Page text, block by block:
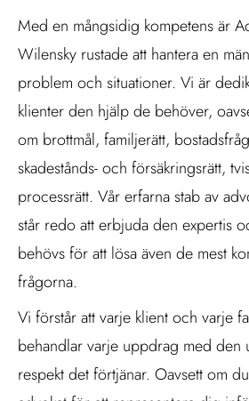
Med en mångsidig kompetens är
Wilensky rustade att hantera en
problem och situationer. Vi är
klienter den hjälp de behöver,
om brottmål, familjerätt,
skadestånds- och försäkringsrätt,
processrätt. Vår erfarna stab av
står redo att erbjuda den expertis
behövs för att lösa även de mest
frågorna.
Vi förstår att varje klient och varje
behandlar varje uppdrag med den
respekt det förtjänar. Oavsett om